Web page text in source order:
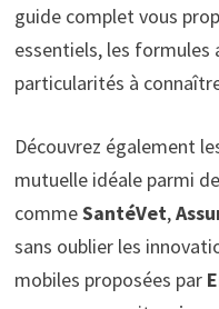
guide complet vous
essentiels, les formules
particularités à
Découvrez également
mutuelle idéale parmi
commeSantéVet,
sans oublier les
mobiles proposées par